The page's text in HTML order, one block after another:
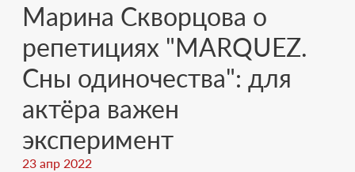
Марина Скворцова о
репетициях "MARQUEZ.
Сны одиночества": для
актёра важен
эксперимент
23 апр 2022